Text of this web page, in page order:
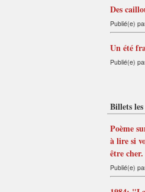
Des
Publié(e)
Un été
Publié(e)
Billets
Poème
à lire si
être cher.
Publié(e)